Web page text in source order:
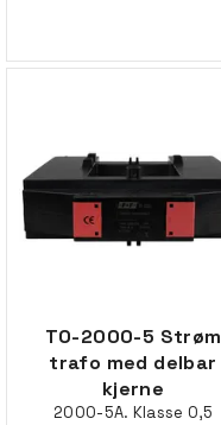
TO-2000-5 Strøm
trafo med delbar
kjerne
2000-5A. Klasse 0,5